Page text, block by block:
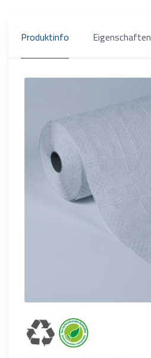
Produktinfo Eigenschaften